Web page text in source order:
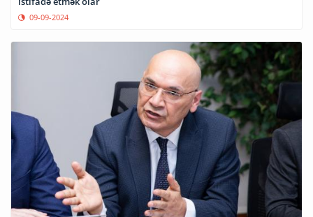
09-09-2024